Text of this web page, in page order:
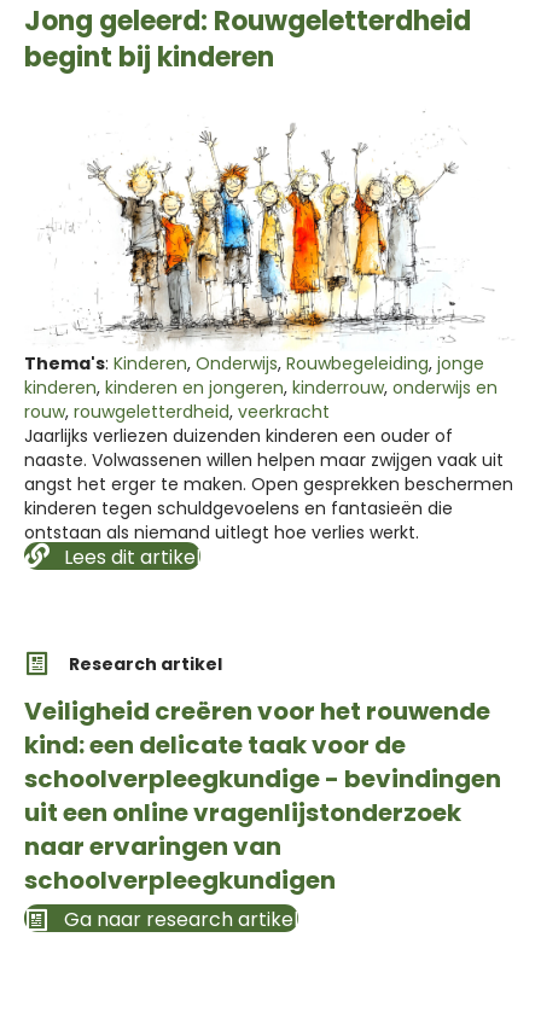
Jong geleerd: Rouwgeletterdheid
begint bij kinderen
Thema's: Kinderen, Onderwijs, Rouwbegeleiding, jonge
kinderen, kinderen en jongeren, kinderrouw, onderwijs en
rouw, rouwgeletterdheid, veerkracht
Jaarlijks verliezen duizenden kinderen een ouder of
naaste. Volwassenen willen helpen maar zwijgen vaak uit
angst het erger te maken. Open gesprekken beschermen
kinderen tegen schuldgevoelens en fantasieën die
ontstaan als niemand uitlegt hoe verlies werkt.
Lees dit artikel
Research artikel
Veiligheid creëren voor het rouwende
kind: een delicate taak voor de
schoolverpleegkundige - bevindingen
uit een online vragenlijstonderzoek
naar ervaringen van
schoolverpleegkundigen
Ga naar research artikel